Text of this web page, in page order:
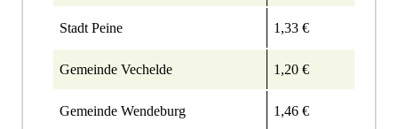
Stadt Peine 1,33 €
Gemeinde Vechelde 1,20 €
Gemeinde Wendeburg 1,46 €